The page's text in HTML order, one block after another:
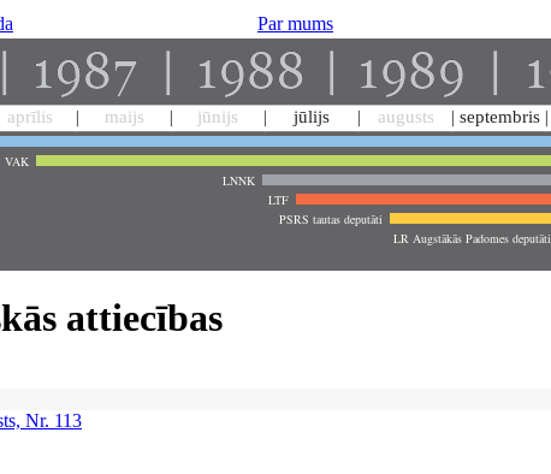
Par mums
aprīlis maijs jūnijs jūlijs augusts septembris
VAK
LNNK
LTF
PSRS tautas deputāti
LR Augstākās Padomes deputāti
attiecības
Nr. 113